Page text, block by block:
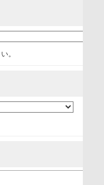
す。
、情報の収集目
性や権利について
にならないよう
。